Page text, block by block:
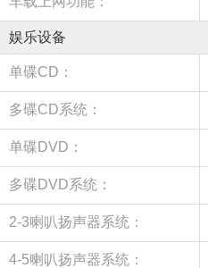
娱乐设备
单碟CD：
多碟CD系统：
单碟DVD：
多碟DVD系统：
2-3喇叭扬声器系统：
4-5喇叭扬声器系统：